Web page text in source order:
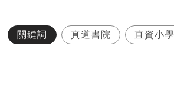
關鍵詞 真道書院 直資小學